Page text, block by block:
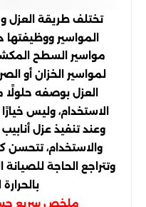
تختلف طريقة العزل
المواسير
مواسير السطح
لمواسير الخزان أو
العزل بوصفه
الاستخدام، وليس
وعند تنفيذ عزل
والاستخدام، تتحسن
وتتراجع الحاجة
ملخص سريع